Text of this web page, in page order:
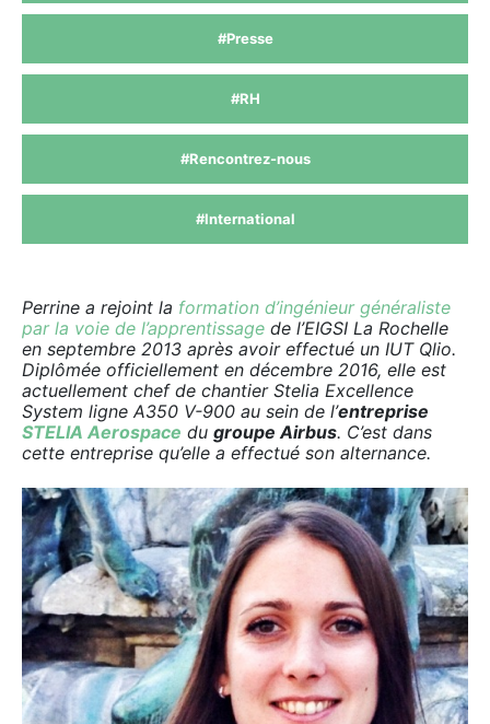
#Presse
#RH
#Rencontrez-nous
#International
Perrine a rejoint la formation d’ingénieur généraliste
par la voie de l’apprentissage de l’EIGSI La Rochelle
en septembre 2013 après avoir effectué un IUT Qlio.
Diplômée officiellement en décembre 2016, elle est
actuellement chef de chantier Stelia Excellence
System ligne A350 V-900 au sein de l’entreprise
STELIA Aerospace du groupe Airbus. C’est dans
cette entreprise qu’elle a effectué son alternance.